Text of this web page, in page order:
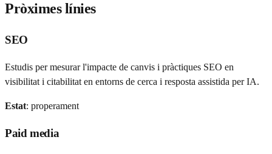
Pròximes línies
SEO
Estudis per mesurar l'impacte de canvis i pràctiques SEO en
visibilitat i citabilitat en entorns de cerca i resposta assistida per IA.
Estat: properament
Paid media